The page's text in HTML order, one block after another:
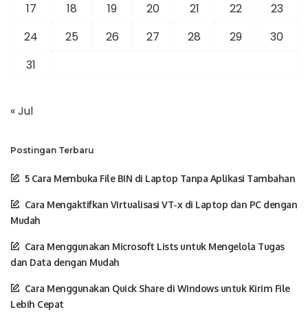
17
18 19 20 21 22
23
24
25 26 27 28 29
30
31
« Jul
Postingan Terbaru
5 Cara Membuka File BIN di Laptop Tanpa Aplikasi Tambahan
Cara Mengaktifkan Virtualisasi VT-x di Laptop dan PC dengan
Mudah
Cara Menggunakan Microsoft Lists untuk Mengelola Tugas
dan Data dengan Mudah
Cara Menggunakan Quick Share di Windows untuk Kirim File
Lebih Cepat